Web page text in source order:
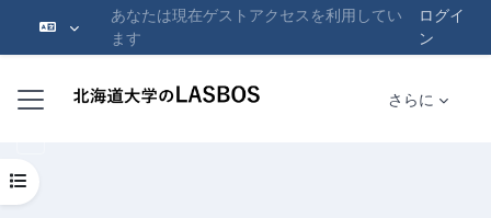
あなたは現在ゲストアクセスを利用してい
ます
ログイ
ン
サイドパネル さらに
コースインデックスを開く